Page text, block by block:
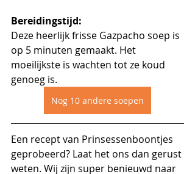
Bereidingstijd:
Deze heerlijk frisse Gazpacho soep is
op 5 minuten gemaakt. Het
moeilijkste is wachten tot ze koud
genoeg is.
Nog 10 andere soepen
Een recept van Prinsessenboontjes
geprobeerd? Laat het ons dan gerust
weten. Wij zijn super benieuwd naar